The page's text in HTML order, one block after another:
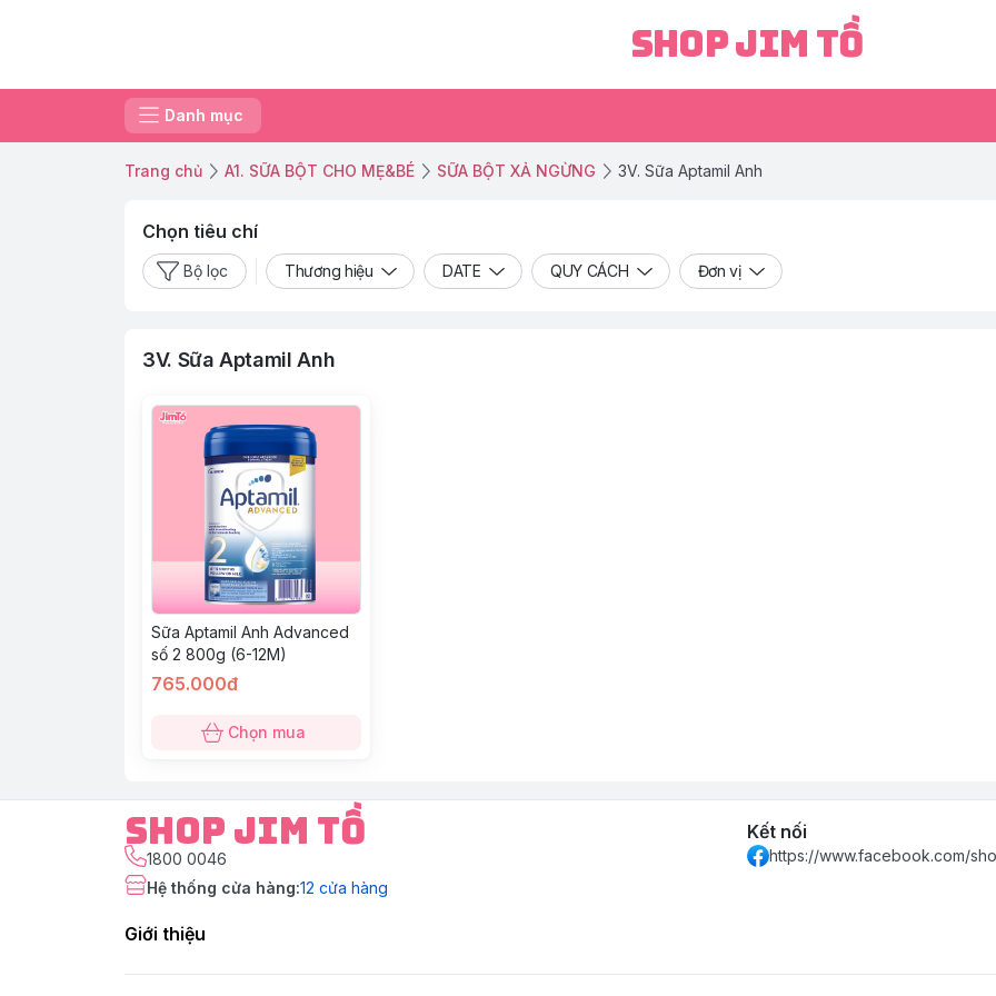
Shop Jim Tồ
Danh mục
Trang chủ A1. SỮA BỘT CHO MẸ&BÉ SỮA BỘT XẢ NGỪNG 3V. Sữa Aptamil Anh
Chọn tiêu chí
Bộ lọc Thương hiệu DATE QUY CÁCH Đơn vị
3V. Sữa Aptamil Anh
Sữa Aptamil Anh Advanced
số 2 800g (6-12M)
765.000đ
Chọn mua
Shop Jim Tồ
1800 0046
Hệ thống cửa hàng:12 cửa hàng
Kết nối
https://www.facebook.com/
Giới thiệu